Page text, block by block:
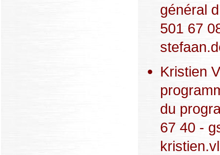
général
501 67
Kristien
du
67 40 -